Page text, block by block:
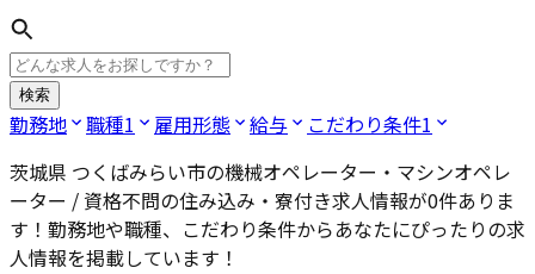
検索
勤務地 職種1 雇用形態 給与 こだわり条件1
茨城県 つくばみらい市の機械オペレーター・マシンオペレ
ーター / 資格不問の住み込み・寮付き求人情報が0件ありま
す！勤務地や職種、こだわり条件からあなたにぴったりの求
人情報を掲載しています！